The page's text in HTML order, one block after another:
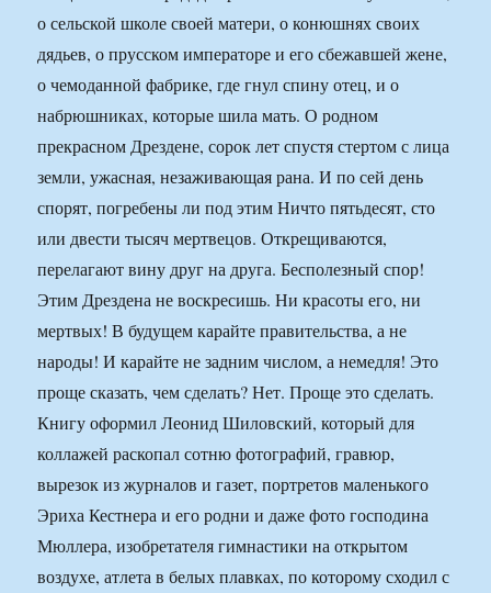
о сельской школе своей матери, о конюшнях своих
дядьев, о прусском императоре и его сбежавшей жене,
о чемоданной фабрике, где гнул спину отец, и о
набрюшниках, которые шила мать. О родном
прекрасном Дрездене, сорок лет спустя стертом с лица
земли, ужасная, незаживающая рана. И по сей день
спорят, погребены ли под этим Ничто пятьдесят, сто
или двести тысяч мертвецов. Открещиваются,
перелагают вину друг на друга. Бесполезный спор!
Этим Дрездена не воскресишь. Ни красоты его, ни
мертвых! В будущем карайте правительства, а не
народы! И карайте не задним числом, а немедля! Это
проще сказать, чем сделать? Нет. Проще это сделать.
Книгу оформил Леонид Шиловский, который для
коллажей раскопал сотню фотографий, гравюр,
вырезок из журналов и газет, портретов маленького
Эриха Кестнера и его родни и даже фото господина
Мюллера, изобретателя гимнастики на открытом
воздухе, атлета в белых плавках, по которому сходил с